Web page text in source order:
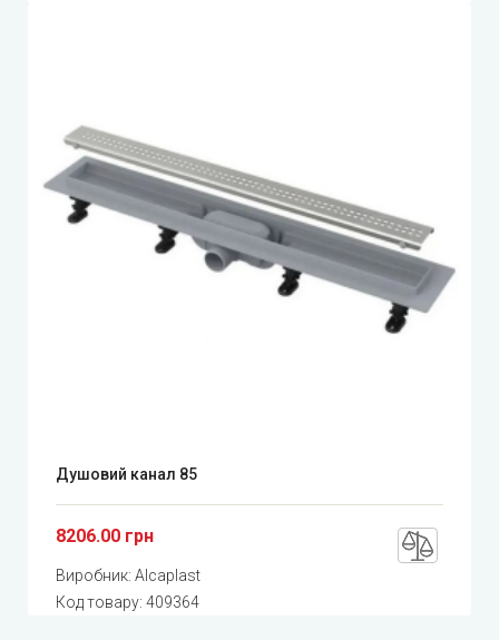
Душовий канал 85
8206.00 грн
Виробник: Alcaplast
Код товару: 409364